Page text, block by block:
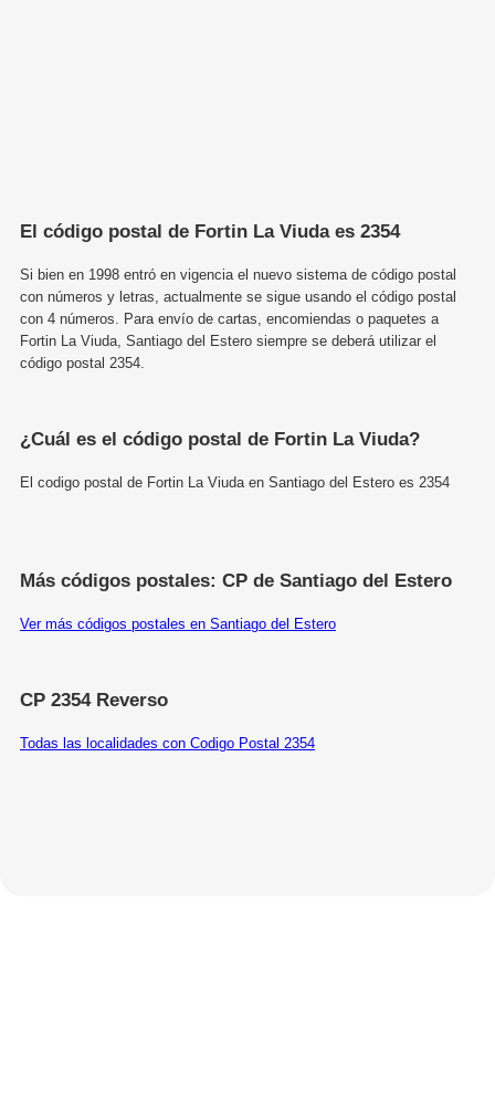
El código postal de Fortin La Viuda es 2354
Si bien en 1998 entró en vigencia el nuevo sistema de código postal
con números y letras, actualmente se sigue usando el código postal
con 4 números. Para envío de cartas, encomiendas o paquetes a
Fortin La Viuda, Santiago del Estero siempre se deberá utilizar el
código postal 2354.
¿Cuál es el código postal de Fortin La Viuda?
El codigo postal de Fortin La Viuda en Santiago del Estero es 2354
Más códigos postales: CP de Santiago del Estero
Ver más códigos postales en Santiago del Estero
CP 2354 Reverso
Todas las localidades con Codigo Postal 2354